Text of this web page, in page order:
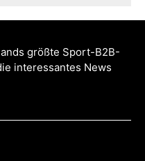
größte Sport-B2B-
interessantes News